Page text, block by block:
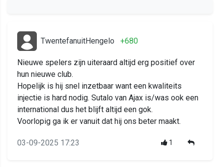
TwentefanuitHengelo +680
Nieuwe spelers zijn uiteraard altijd erg positief over
hun nieuwe club.
Hopelijk is hij snel inzetbaar want een kwaliteits
injectie is hard nodig. Sutalo van Ajax is/was ook een
international dus het blijft altijd een gok.
Voorlopig ga ik er vanuit dat hij ons beter maakt.
03-09-2025 17:23 1